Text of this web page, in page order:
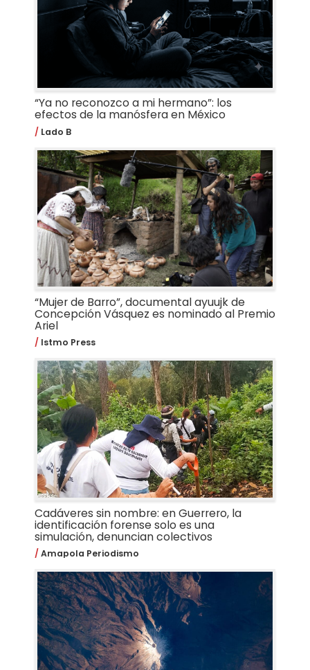
“Ya no reconozco a mi hermano”: los
efectos de la manósfera en México
Lado B
“Mujer de Barro”, documental ayuujk de
Concepción Vásquez es nominado al Premio
Ariel
Istmo Press
Cadáveres sin nombre: en Guerrero, la
identificación forense solo es una
simulación, denuncian colectivos
Amapola Periodismo